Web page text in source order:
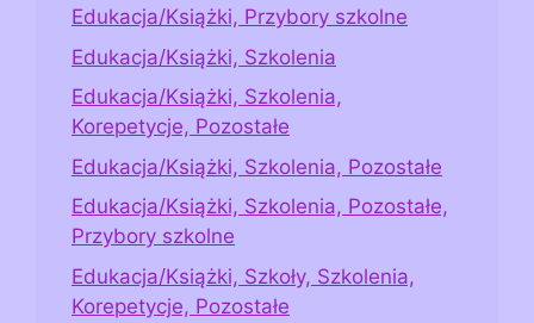
Edukacja/Książki, Przybory szkolne
Edukacja/Książki, Szkolenia
Edukacja/Książki, Szkolenia,
Korepetycje, Pozostałe
Edukacja/Książki, Szkolenia, Pozostałe
Edukacja/Książki, Szkolenia, Pozostałe,
Przybory szkolne
Edukacja/Książki, Szkoły, Szkolenia,
Korepetycje, Pozostałe